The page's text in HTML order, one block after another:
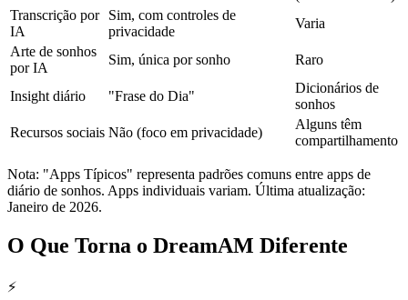
Transcrição por
IA
Sim, com controles de
privacidade
Varia
Arte de sonhos
por IA
Sim, única por sonho Raro
Insight diário "Frase do Dia"
Dicionários de
sonhos
Recursos sociais Não (foco em privacidade)
Alguns têm
compartilhamento
Nota: "Apps Típicos" representa padrões comuns entre apps de
diário de sonhos. Apps individuais variam. Última atualização:
Janeiro de 2026.
O Que Torna o DreamAM Diferente
⚡